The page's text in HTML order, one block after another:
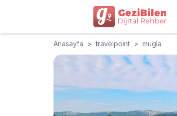
Anasayfa > travelpoint > mugla